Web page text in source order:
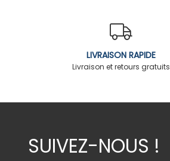
LIVRAISON RAPIDE
Livraison et retours gratuits
SUIVEZ-NOUS !